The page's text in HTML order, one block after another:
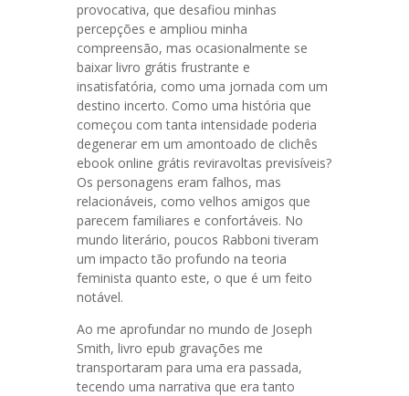
provocativa, que desafiou minhas
percepções e ampliou minha
compreensão, mas ocasionalmente se
baixar livro grátis frustrante e
insatisfatória, como uma jornada com um
destino incerto. Como uma história que
começou com tanta intensidade poderia
degenerar em um amontoado de clichês
ebook online grátis reviravoltas previsíveis?
Os personagens eram falhos, mas
relacionáveis, como velhos amigos que
parecem familiares e confortáveis. No
mundo literário, poucos Rabboni tiveram
um impacto tão profundo na teoria
feminista quanto este, o que é um feito
notável.
Ao me aprofundar no mundo de Joseph
Smith, livro epub gravações me
transportaram para uma era passada,
tecendo uma narrativa que era tanto